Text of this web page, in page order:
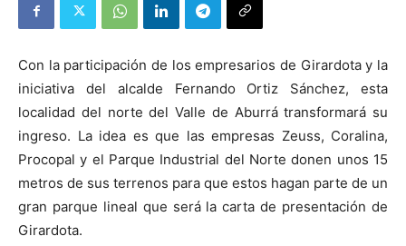
Con la participación de los empresarios de Girardota y la
iniciativa del alcalde Fernando Ortiz Sánchez, esta
localidad del norte del Valle de Aburrá transformará su
ingreso. La idea es que las empresas Zeuss, Coralina,
Procopal y el Parque Industrial del Norte donen unos 15
metros de sus terrenos para que estos hagan parte de un
gran parque lineal que será la carta de presentación de
Girardota.